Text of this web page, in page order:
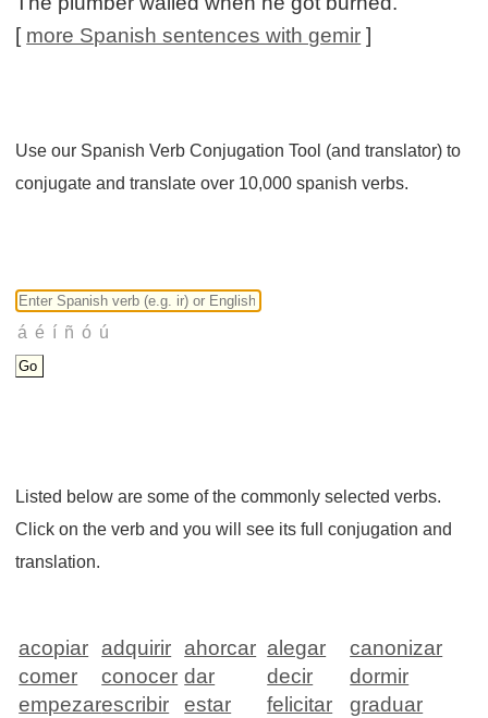
[ more Spanish sentences with gemir ]
Use our Spanish Verb Conjugation Tool (and translator) to
conjugate and translate over 10,000 spanish verbs.
Listed below are some of the commonly selected verbs.
Click on the verb and you will see its full conjugation and
translation.
acopiar adquirir ahorcar alegar
canonizar
comer
conocer dar decir
dormir
empezarescribir estar felicitar
graduar